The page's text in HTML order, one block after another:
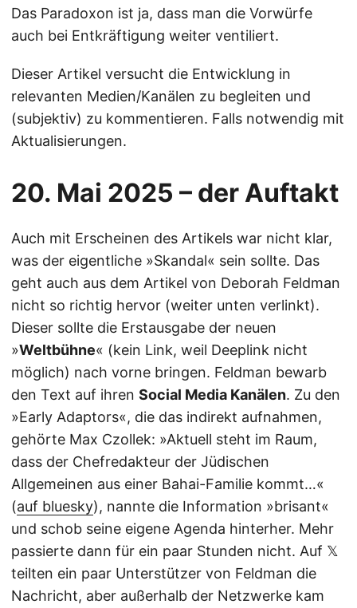
Das Paradoxon ist ja, dass man die Vorwürfe
auch bei Entkräftigung weiter ventiliert.
Dieser Artikel versucht die Entwicklung in
relevanten Medien/Kanälen zu begleiten und
(subjektiv) zu kommentieren. Falls notwendig mit
Aktualisierungen.
20. Mai 2025 – der Auftakt
Auch mit Erscheinen des Artikels war nicht klar,
was der eigentliche »Skandal« sein sollte. Das
geht auch aus dem Artikel von Deborah Feldman
nicht so richtig hervor (weiter unten verlinkt).
Dieser sollte die Erstausgabe der neuen
»Weltbühne« (kein Link, weil Deeplink nicht
möglich) nach vorne bringen. Feldman bewarb
den Text auf ihren Social Media Kanälen. Zu den
»Early Adaptors«, die das indirekt aufnahmen,
gehörte Max Czollek: »Aktuell steht im Raum,
dass der Chefredakteur der Jüdischen
Allgemeinen aus einer Bahai-Familie kommt…«
(auf bluesky), nannte die Information »brisant«
und schob seine eigene Agenda hinterher. Mehr
passierte dann für ein paar Stunden nicht. Auf 𝕏
teilten ein paar Unterstützer von Feldman die
Nachricht, aber außerhalb der Netzwerke kam